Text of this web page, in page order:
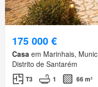
175 000 €
Casa em Marinhais,
Distrito de Santarém
T3 1
66 m²